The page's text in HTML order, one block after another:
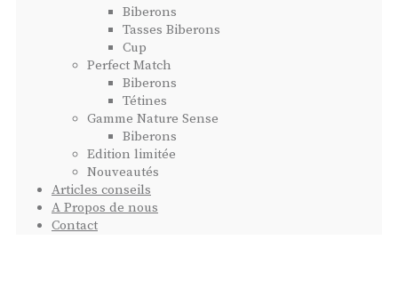
Biberons
Tasses Biberons
Cup
Perfect Match
Biberons
Tétines
Gamme Nature Sense
Biberons
Edition limitée
Nouveautés
Articles conseils
A Propos de nous
Contact